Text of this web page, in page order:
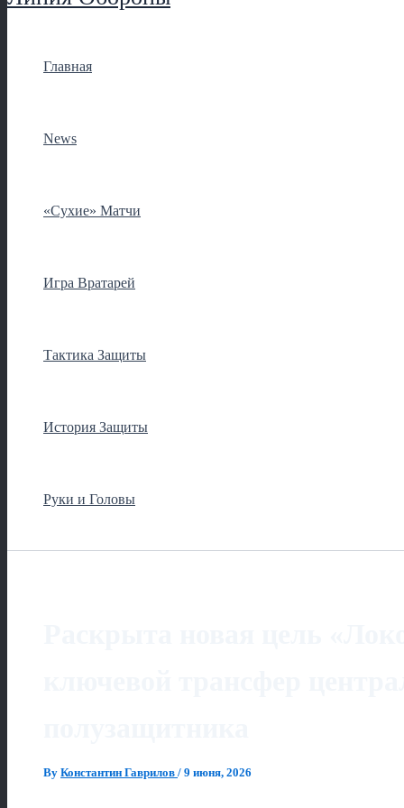
Главная
News
«Сухие» Матчи
Игра Вратарей
Тактика Защиты
История Защиты
Руки и Головы
By Константин Гаврилов / 9 июня, 2026